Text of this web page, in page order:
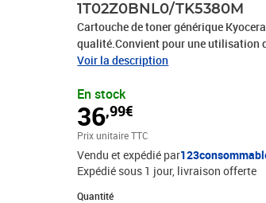
1T02Z0BNL0/TK5380M
Cartouche de toner générique
qualité.Convient pour une utilisation
ECOSYS MA4000cifxKyocera
Voir la description
En stock
36,99€
Prix unitaire TTC
Vendu et expédié par
Expédié sous 1 jour livraison offerte
Quantité
Quantité : 1